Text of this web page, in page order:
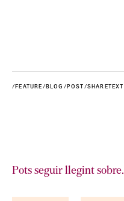
/FEATURE/BLOG/POST/SHARETEXT
Pots seguir llegint sobre.